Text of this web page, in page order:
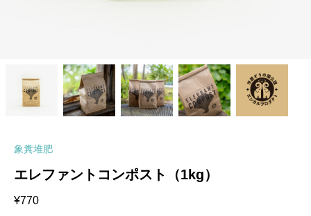
象糞堆肥
エレファントコンポスト（1kg）
¥770